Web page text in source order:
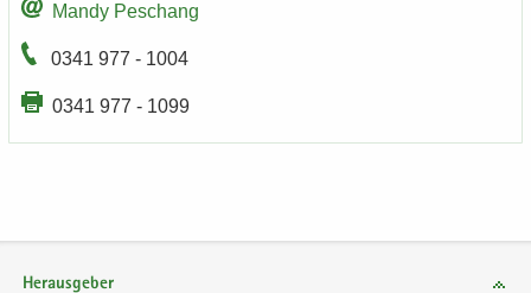
Mandy Peschang
0341 977 - 1004
0341 977 - 1099
Herausgeber